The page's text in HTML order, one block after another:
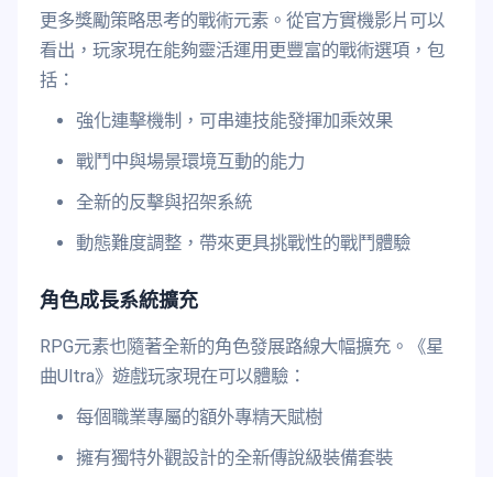
更多獎勵策略思考的戰術元素。從官方實機影片可以
看出，玩家現在能夠靈活運用更豐富的戰術選項，包
括：
強化連擊機制，可串連技能發揮加乘效果
戰鬥中與場景環境互動的能力
全新的反擊與招架系統
動態難度調整，帶來更具挑戰性的戰鬥體驗
角色成長系統擴充
RPG元素也隨著全新的角色發展路線大幅擴充。《星
曲Ultra》遊戲玩家現在可以體驗：
每個職業專屬的額外專精天賦樹
擁有獨特外觀設計的全新傳說級裝備套裝